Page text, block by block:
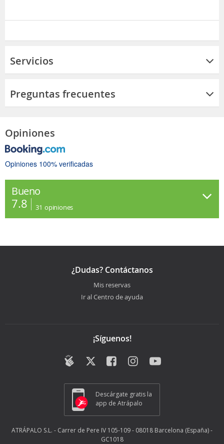
Servicios
Preguntas frecuentes
Opiniones
Opiniones 100% verificadas
Bueno
7.8 31 opiniones
¿Dudas? Contáctanos
Mis reservas
Ir al Centro de ayuda
¡Síguenos!
Descárgate gratis la
app de Atrápalo
ATRÁPALO S.L. - Carrer de Pere IV 105-109 - 08018 Barcelona (España) -
GC1018